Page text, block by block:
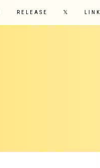
RELEASE 𝕏 LINK